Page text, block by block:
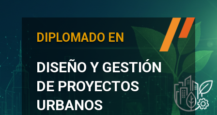
DIPLOMADO EN
DISEÑO Y GESTIÓN
DE PROYECTOS
URBANOS